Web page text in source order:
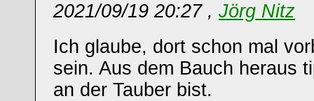
2021/09/19 20:27 , Jörg Nitz
Ich glaube, dort schon mal
sein. Aus dem Bauch heraus
an der Tauber bist.